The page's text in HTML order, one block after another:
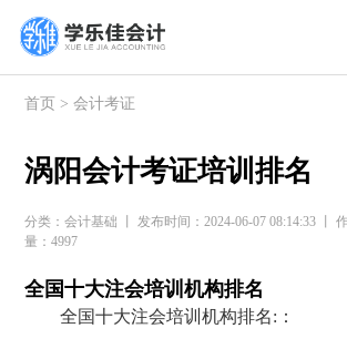
首页 >会计考证
涡阳会计考证培训排名
分类：会计基础 丨 发布时间：2024-06-07 08:14:33 丨
量：4997
全国十大注会培训机构排名
全国十大注会培训机构排名:：